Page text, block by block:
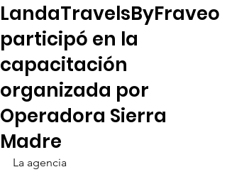
LandaTravelsByFraveo
participó en la
capacitación
organizada por
Operadora Sierra
Madre
La agencia